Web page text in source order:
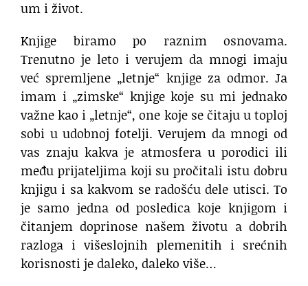
um i život.
Knjige biramo po raznim osnovama.
Trenutno je leto i verujem da mnogi imaju
već spremljene „letnje“ knjige za odmor. Ja
imam i „zimske“ knjige koje su mi jednako
važne kao i „letnje“, one koje se čitaju u toploj
sobi u udobnoj fotelji. Verujem da mnogi od
vas znaju kakva je atmosfera u porodici ili
među prijateljima koji su pročitali istu dobru
knjigu i sa kakvom se radošću dele utisci. To
je samo jedna od posledica koje knjigom i
čitanjem doprinose našem životu a dobrih
razloga i višeslojnih plemenitih i srećnih
korisnosti je daleko, daleko više…